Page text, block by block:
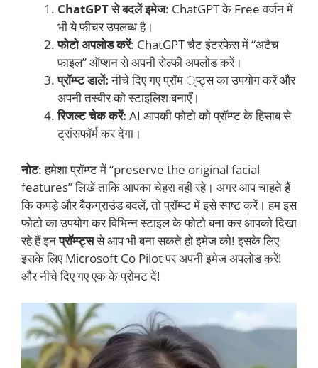
ChatGPT से बदलें इमेज: ChatGPT के Free वर्जन में
भी ये फीचर उपलब्ध है।
फोटो अपलोड करें: ChatGPT चैट इंटरफेस में “अटैच
फाइल” ऑप्शन से अपनी सेल्फी अपलोड करें।
प्रॉम्प्ट डालें:नीचे दिए गए प्रॉम ्प्ट्स का उपयोग करें और
अपनी तस्वीर को स्टाइलिश बनाएँ।
रिजल्ट चेक करें: AI आपकी फोटो को प्रॉम्प्ट के हिसाब से
ट्रांसफॉर्म कर देगा।
नोट: हमेशा प्रॉम्प्ट में “preserve the original facial
features” लिखें ताकि आपका चेहरा वही रहे। अगर आप चाहते हैं
कि कपड़े और बैकग्राउंड बदलें, तो प्रॉम्प्ट में इसे स्पष्ट करें। हम इस
फोटो का उपयोग कर विभिन्न स्टाइल के फोटो बना कर आपको दिखा
रहे हैं इनप्रॉम्प्ट्ससे आप भी बना सकते हो इमेज को! इसके लिए
इसके लिए Microsoft Co Pilot पर अपनी इमेज अपलोड करें!
और नीचे दिए गए एक के प्रोमट दें!